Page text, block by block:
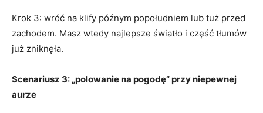
Krok 3: wróć na klify późnym popołudniem lub tuż przed
zachodem. Masz wtedy najlepsze światło i część tłumów
już zniknęła.
Scenariusz 3: „polowanie na pogodę” przy niepewnej
aurze